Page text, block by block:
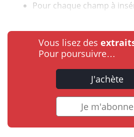
Pour chaque champ à
Vous lisez des
Pour poursuivre…
J'achète
Je m'abonne